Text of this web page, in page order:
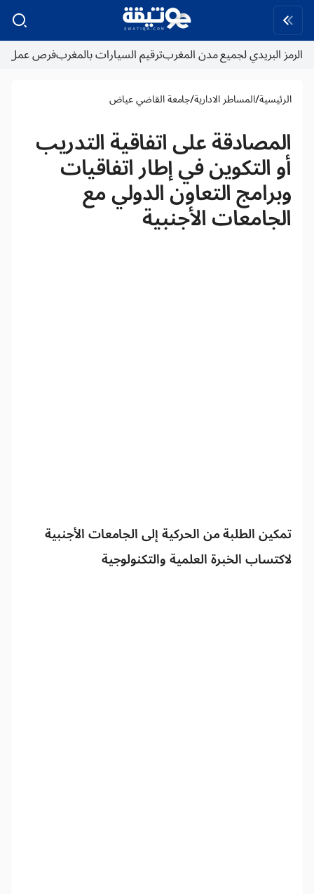
الرمز البريدي لجميع مدن المغربترقيم السيارات بالمغربفرص عمل
الرئيسية/المساطر الادارية/جامعة القاضي عياض
المصادقة على اتفاقية التدريب
أو التكوين في إطار اتفاقيات
وبرامج التعاون الدولي مع
الجامعات الأجنبية
تمكين الطلبة من الحركية إلى الجامعات الأجنبية
لاكتساب الخبرة العلمية والتكنولوجية